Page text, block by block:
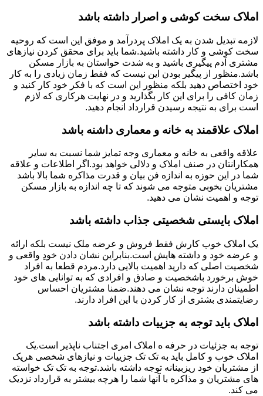
املاک سخت کوشی و اصرار داشته باشد
لازمه تبدیل شدن به یک املاک پردرآمد و موفق این است که روحیه
سخت کوشی و کار داشته باشید.شما باید برای محقق کردن نیازهای
مشتری آدم پیگیری باشید و به شدت حواستان به بازار مسکن
باشد.منظور از پیگیر بودن این نیست که فقط زمان زیادی را به کار
خود اختصاص دهید بلکه منظور این است که با فکر خود کار کنید و
زمان کافی را برای این کار بگذارید و در نهایت هرکاری که لازم
است برای به نتیجه رسیدن قرارداد انجام دهید.
املاک علاقمند به خانه و معماری داشنه باشد
علاقه واقعی به خانه و معماری وجه تمایز شما نسبت به سایر
همکارانتان در صنف املاک و دلالی خواهد بود.اگر اطلاعات و علاقه
شما در این حوزه به اندازه فن بیان و قدرت مذاکره شما بالا باشد
مشتریان بخوبی متوجه می شوند که تا چه اندازه به بازار مسکن
توجه و اهمیت نشان می دهید.
املاک بایستی شخصیتی جذاب داشته باشد
یک املاک خوب کارش فقط فروش و عرضه ملک نیست بلکه ارائه
و عرضه خود و داشته هایش است.بنابراین نشان دادن خودِ واقعی و
شخصیت اصلی که دارید اهمیت بالایی دارد.مردم قطعا به افراد
خوش برخورد باشخصیت و صادق و افرادی که به توانایی های خود
اطمینان دارند توجه نشان می دهند.ضمنا مشتریان احساس
رضایتمندی بشتری از کار کردن با این افراد دارند.
املاک باید توجه به جزییات داشته باشد
توجه به جزئیات در حرفه ه املاک امری اجتناب ناپذیر است.یک
املاک خوب و کامل باید به تک تک جزییات و نیازهای شخصی هریک
از مشتریان خود ریزبینانه توجه داشته باشد.توجه به تک تک خواسته
های مشتریان و مذاکره با آنها شما را هرچه بیشتر به قرارداد نزدیک
می کند.